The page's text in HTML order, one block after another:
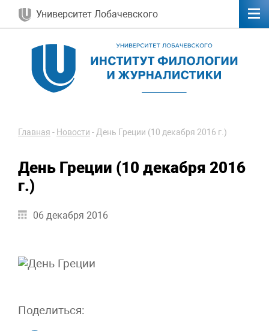
Университет Лобачевского
Главная - Новости -День Греции (10 декабря 2016 г.)
День Греции (10 декабря 2016
г.)
06 декабря 2016
Поделиться: